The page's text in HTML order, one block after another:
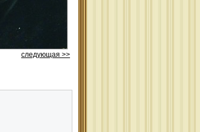
следующая >>